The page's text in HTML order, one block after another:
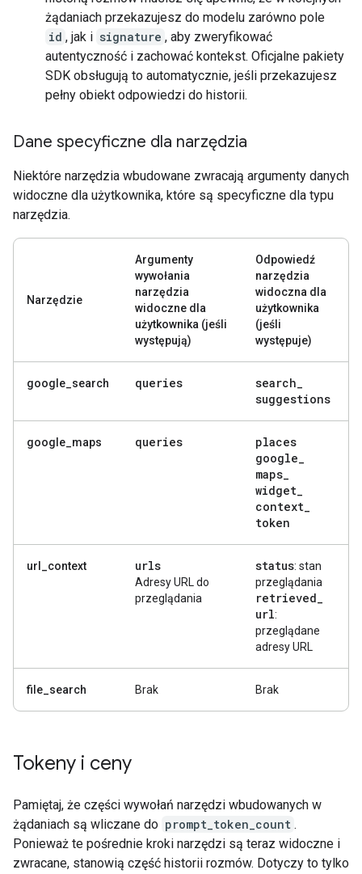
żądaniach przekazujesz do modelu zarówno pole
id , jak i signature , aby zweryfikować
autentyczność i zachować kontekst. Oficjalne pakiety
SDK obsługują to automatycznie, jeśli przekazujesz
pełny obiekt odpowiedzi do historii.
Dane specyficzne dla narzędzia
Niektóre narzędzia wbudowane zwracają argumenty danych
widoczne dla użytkownika, które są specyficzne dla typu
narzędzia.
Narzędzie
Argumenty
wywołania
narzędzia
widoczne dla
użytkownika (jeśli
występują)
Odpowiedź
narzędzia
widoczna dla
użytkownika
(jeśli
występuje)
google_search queries search_
suggestions
google_maps queries
places
google_
maps_
widget_
context_
token
url_context urls
Adresy URL do
przeglądania
status: stan
przeglądania
retrieved_
url:
przeglądane
adresy URL
file_search Brak Brak
Tokeny i ceny
Pamiętaj, że części wywołań narzędzi wbudowanych w
żądaniach są wliczane do prompt_token_count .
Ponieważ te pośrednie kroki narzędzi są teraz widoczne i
zwracane, stanowią część historii rozmów. Dotyczy to tylko